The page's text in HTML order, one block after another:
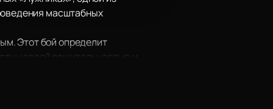
масштабных
Этот бой определит
своей решительностью и